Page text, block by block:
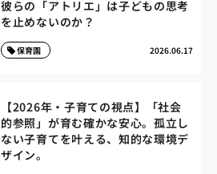
彼らの「アトリエ」は子どもの思考
を止めないのか？
2026.06.17
保育園
【2026年・子育ての視点】「社会
的参照」が育む確かな安心。孤立し
ない子育てを叶える、知的な環境デ
ザイン。